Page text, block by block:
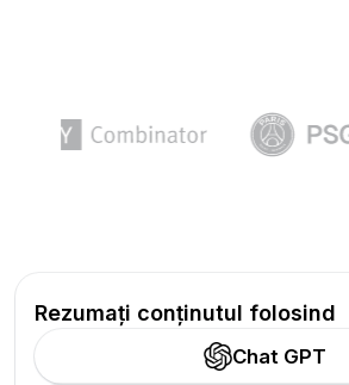
Rezumați conținutul folosind
Chat GPT